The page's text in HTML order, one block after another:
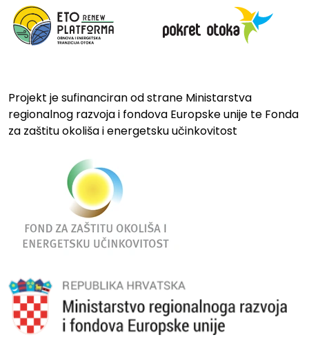
Projekt je sufinanciran od strane Ministarstva
regionalnog razvoja i fondova Europske unije te Fonda
za zaštitu okoliša i energetsku učinkovitost